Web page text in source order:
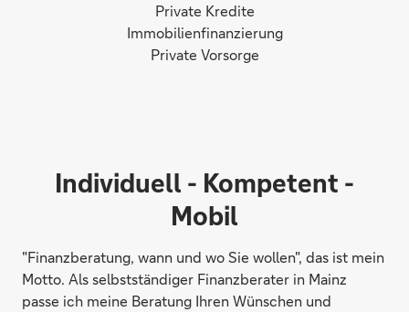
Private Kredite
Immobilienfinanzierung
Private Vorsorge
Individuell - Kompetent -
Mobil
"Finanzberatung, wann und wo Sie wollen", das ist mein
Motto. Als selbstständiger Finanzberater in Mainz
passe ich meine Beratung Ihren Wünschen und